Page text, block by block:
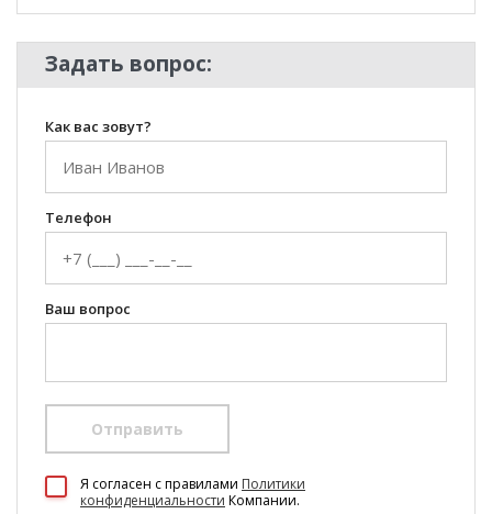
Задать вопрос:
Как вас зовут?
Телефон
Ваш вопрос
Отправить
Я согласен c правилами Политики
конфиденциальности Компании.